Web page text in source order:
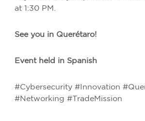
at 1:30 PM.
See you in Querétaro!
Event held in Spanish
#Cybersecurity #Innovation
#Networking #TradeMission